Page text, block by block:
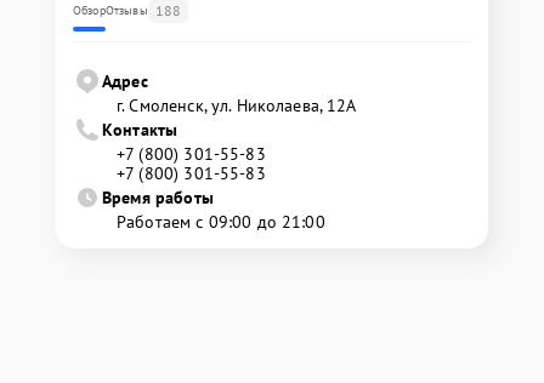
ОбзорОтзывы 188
Адрес
г. Смоленск, ул. Николаева, 12А
Контакты
+7 (800) 301-55-83
+7 (800) 301-55-83
Время работы
Работаем с 09:00 до 21:00